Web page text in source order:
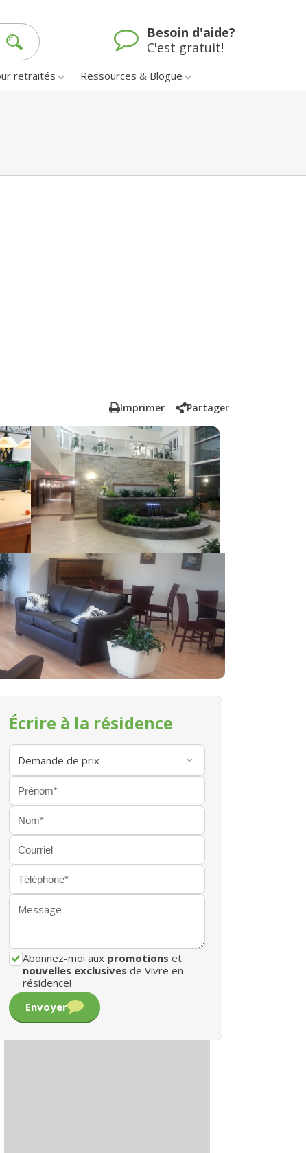
Besoin d'aide?
C'est gratuit!
retraités Ressources & Blogue
Imprimer Partager
Écrire à la résidence
Abonnez-moi aux promotions et
nouvelles exclusives de Vivre en
résidence!
Envoyer